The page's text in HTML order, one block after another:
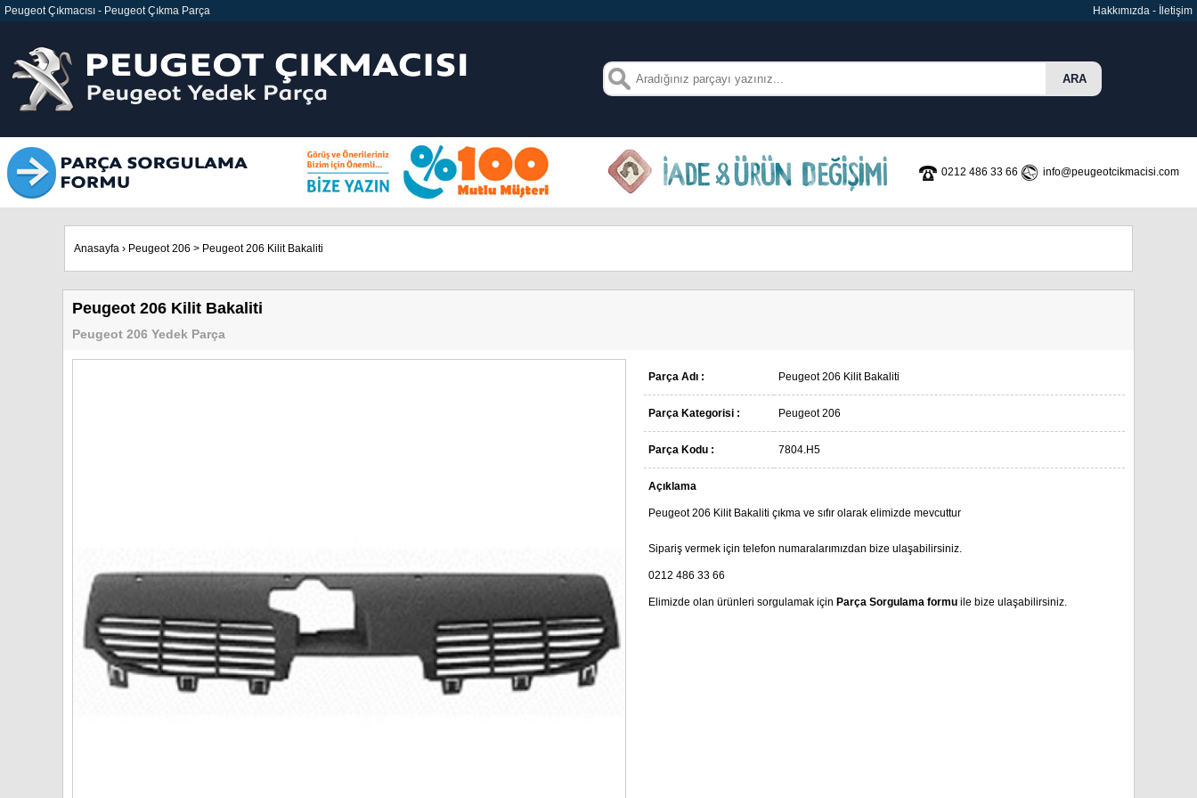
Peugeot Çıkmacısı - Peugeot Çıkma Parça Hakkımızda - İletişim
0212 486 33 66 info@peugeotcikmacisi.com
Anasayfa › Peugeot 206 > Peugeot 206 Kilit Bakaliti
Peugeot 206 Kilit Bakaliti
Peugeot 206 Yedek Parça
Parça Adı : Peugeot 206 Kilit Bakaliti
Parça Kategorisi : Peugeot 206
Parça Kodu : 7804.H5
Açıklama
Peugeot 206 Kilit Bakaliti çıkma ve sıfır olarak elimizde mevcuttur
Sipariş vermek için telefon numaralarımızdan bize ulaşabilirsiniz.
0212 486 33 66
Elimizde olan ürünleri sorgulamak için Parça Sorgulama formu ile bize ulaşabilirsiniz.